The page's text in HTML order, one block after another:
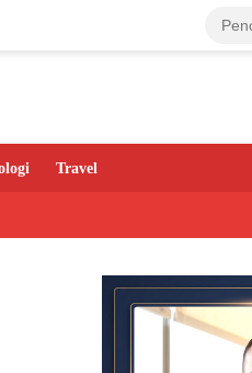
Travel